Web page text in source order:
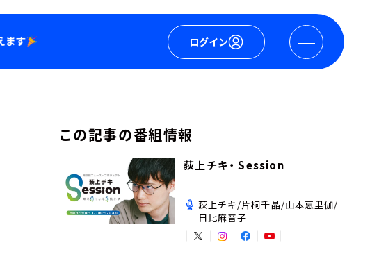
ログイン
この記事の番組情報
荻上チキ・ Session
荻上チキ/片桐千晶/山本恵里伽/
日比麻音子